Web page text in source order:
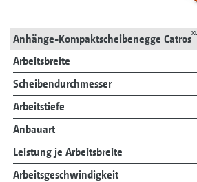
Anhänge-Kompaktscheibenegge CatrosXL
Arbeitsbreite
Scheibendurchmesser
Arbeitstiefe
Anbauart
Leistung je Arbeitsbreite
Arbeitsgeschwindigkeit